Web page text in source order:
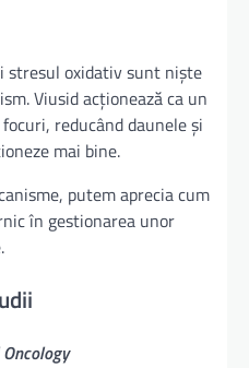
stresul oxidativ sunt niște
Viusid acționează ca un
reducând daunele și
mai bine.
putem aprecia cum
în gestionarea unor